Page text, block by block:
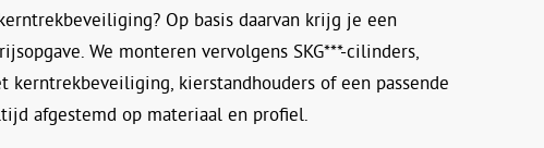
Op basis daarvan krijg je een
We monteren vervolgens SKG***-cilinders,
kerntrekbeveiliging, kierstandhouders of een passende
afgestemd op materiaal en profiel.